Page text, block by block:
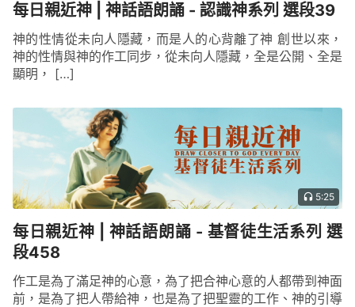
每日親近神 | 神話語朗誦 - 認識神系列 選段39
神的性情從未向人隱藏，而是人的心背離了神 創世以來，
神的性情與神的作工同步，從未向人隱藏，全是公開、全是
顯明， […]
5:25
每日親近神 | 神話語朗誦 - 基督徒生活系列 選
段458
作工是為了滿足神的心意，為了把合神心意的人都帶到神面
前，是為了把人帶給神，也是為了把聖靈的工作、神的引導